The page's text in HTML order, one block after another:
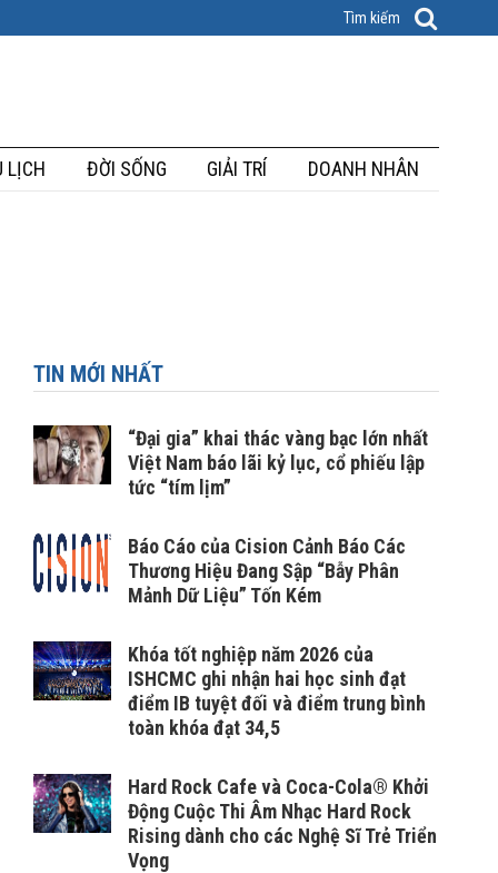
LỊCH ĐỜI SỐNG GIẢI TRÍ DOANH NHÂN
TIN MỚI NHẤT
“Đại gia” khai thác vàng bạc lớn nhất
Việt Nam báo lãi kỷ lục, cổ phiếu lập
tức “tím lịm”
Báo Cáo của Cision Cảnh Báo Các
Thương Hiệu Đang Sập “Bẫy Phân
Mảnh Dữ Liệu” Tốn Kém
Khóa tốt nghiệp năm 2026 của
ISHCMC ghi nhận hai học sinh đạt
điểm IB tuyệt đối và điểm trung bình
toàn khóa đạt 34,5
Hard Rock Cafe và Coca-Cola® Khởi
Động Cuộc Thi Âm Nhạc Hard Rock
Rising dành cho các Nghệ Sĩ Trẻ Triển
Vọng